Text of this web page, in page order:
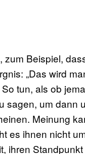
Beispiel,
„Das wird
tun, als ob
sagen, um dann
Meinung
es ihnen nicht
ihren